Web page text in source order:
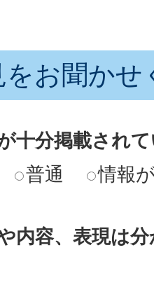
をお聞かせ
十分掲載され
普通 情報
内容、表現は